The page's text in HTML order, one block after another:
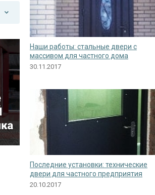
Наши работы: стальные двери с
массивом для частного дома
30.11.2017
Последние установки: технические
двери для частного предприятия
20.10.2017